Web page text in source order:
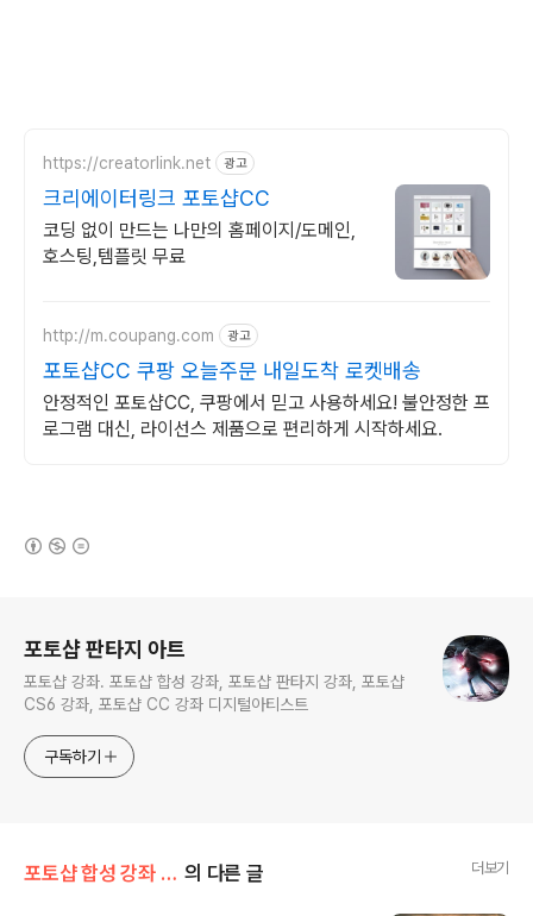
https://creatorlink.net 광고
크리에이터링크 포토샵CC
코딩 없이 만드는 나만의 홈페이지/도메인,
호스팅,템플릿 무료
http://m.coupang.com 광고
포토샵CC 쿠팡 오늘주문 내일도착 로켓배송
안정적인 포토샵CC, 쿠팡에서 믿고 사용하세요! 불안정한 프
로그램 대신, 라이선스 제품으로 편리하게 시작하세요.
포토샵 판타지 아트
포토샵 강좌. 포토샵 합성 강좌, 포토샵 판타지 강좌, 포토샵
CS6 강좌, 포토샵 CC 강좌 디지털아티스트
구독하기
포토샵 합성 강좌 (Tutorial) 의 다른 글 더보기